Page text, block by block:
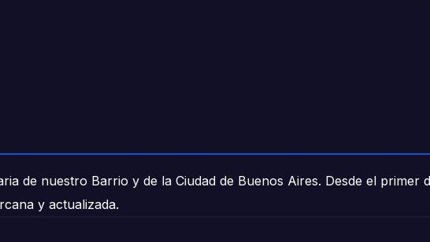
de nuestro Barrio y de la Ciudad de Buenos Aires. Desde el primer
y actualizada.